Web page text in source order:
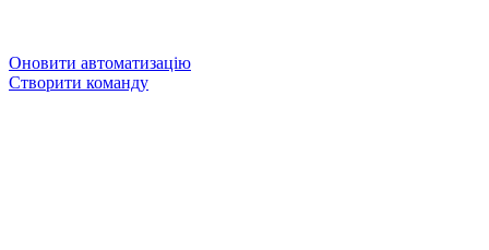
Оновити автоматизацію
Створити команду